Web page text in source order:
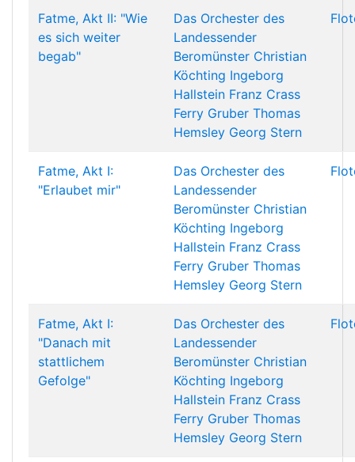
Fatme, Akt II: "Wie
es sich weiter
begab"
Das Orchester des
Landessender
Beromünster Christian
Köchting Ingeborg
Hallstein Franz Crass
Ferry Gruber Thomas
Hemsley Georg Stern
Fatme, Akt I:
"Erlaubet mir"
Das Orchester des
Landessender
Beromünster Christian
Köchting Ingeborg
Hallstein Franz Crass
Ferry Gruber Thomas
Hemsley Georg Stern
Fatme, Akt I:
"Danach mit
stattlichem
Gefolge"
Das Orchester des
Landessender
Beromünster Christian
Köchting Ingeborg
Hallstein Franz Crass
Ferry Gruber Thomas
Hemsley Georg Stern